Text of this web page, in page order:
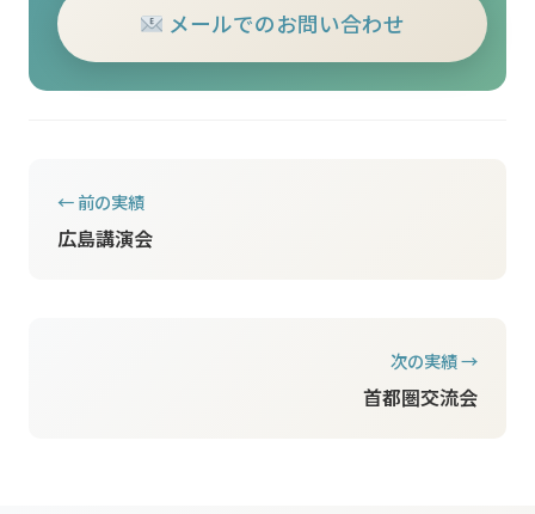
メールでのお問い合わせ
← 前の実績
広島講演会
次の実績 →
首都圏交流会